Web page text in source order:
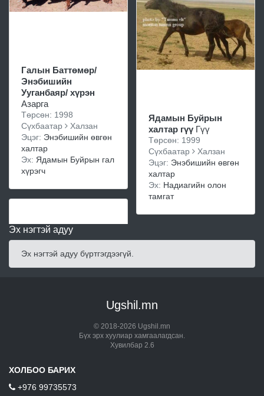
Галын Баттөмөр/
Энэбишийн
Ууганбаяр/ хүрэн
Азарга
Төрсөн: 1998
Сүхбаатар
Халзан
Эцэг: Энэбишийн өвгөн
халтар
Эх: Ядамын Буйрын гал
хүрэгч
Ядамын Буйрын
халтар гүү Гүү
Төрсөн: 1999
Сүхбаатар
Халзан
Эцэг: Энэбишийн өвгөн
халтар
Эх: Надиагийн олон
тамгат
Эх нэгтэй адуу
Эх нэгтэй адуу бүртгэгдээгүй.
Ugshil.mn
© 2018-2026 Ugshil.mn
Бүх эрх хуулиар хамгаалагдсан.
Хувилбар 2.6
ХОЛБОО БАРИХ
+976 99735573